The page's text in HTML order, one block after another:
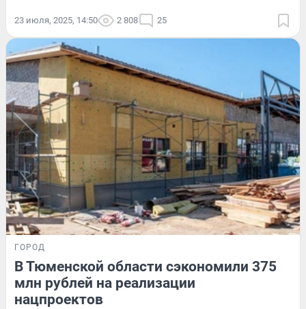
23 июля, 2025, 14:50 2 808 25
ГОРОД
В Тюменской области сэкономили 375
млн рублей на реализации
нацпроектов